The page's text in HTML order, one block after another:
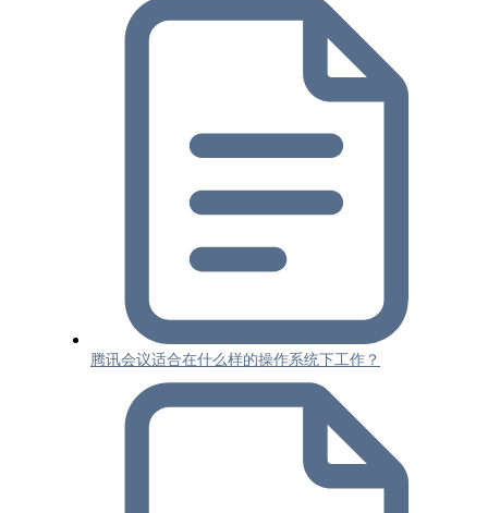
腾讯会议适合在什么样的操作系统下工作？